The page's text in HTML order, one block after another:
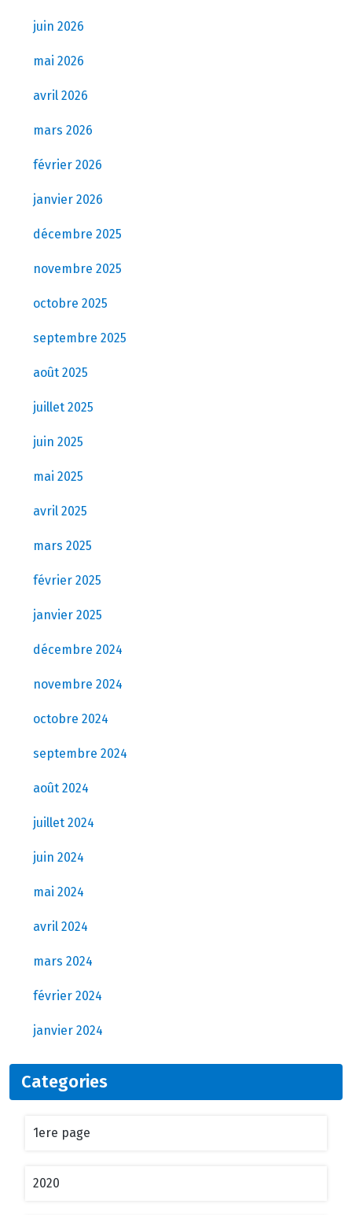
juin 2026
mai 2026
avril 2026
mars 2026
février 2026
janvier 2026
décembre 2025
novembre 2025
octobre 2025
septembre 2025
août 2025
juillet 2025
juin 2025
mai 2025
avril 2025
mars 2025
février 2025
janvier 2025
décembre 2024
novembre 2024
octobre 2024
septembre 2024
août 2024
juillet 2024
juin 2024
mai 2024
avril 2024
mars 2024
février 2024
janvier 2024
Categories
1ere page
2020